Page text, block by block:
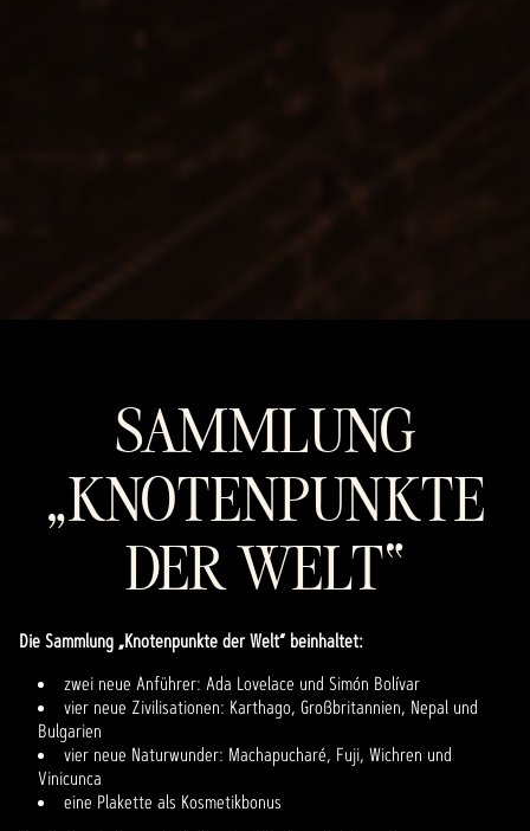
SAMMLUNG
„KNOTENPUNKTE
DER WELT“
Die Sammlung „Knotenpunkte der Welt“ beinhaltet:
zwei neue Anführer: Ada Lovelace und Simón Bolívar
vier neue Zivilisationen: Karthago, Großbritannien, Nepal und
Bulgarien
vier neue Naturwunder: Machapucharé, Fuji, Wichren und
Vinicunca
eine Plakette als Kosmetikbonus